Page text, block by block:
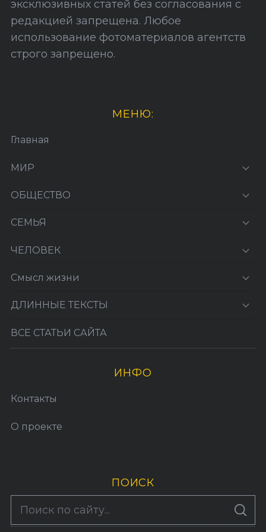
эксклюзивных статей без согласования с
редакцией запрещена. Любое
использование фотоматериалов агентств
строго запрещено.
МЕНЮ:
Главная
МИР
ОБЩЕСТВО
СЕМЬЯ
ЧЕЛОВЕК
Смысл жизни
ДЛИННЫЕ ТЕКСТЫ
ВСЕ СТАТЬИ САЙТА
ИНФО
Контакты
О проекте
ПОИСК
S
A
По авторам